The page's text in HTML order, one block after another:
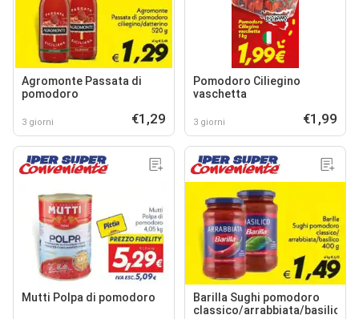
Agromonte Passata di
pomodoro
3 giorni €1,29
Pomodoro Ciliegino
vaschetta
3 giorni €1,99
Mutti Polpa di pomodoro
Barilla Sughi pomodoro
classico/arrabbiata/basilico